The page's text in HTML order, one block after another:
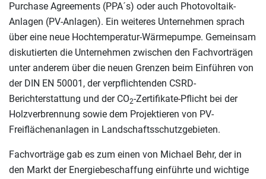
Purchase Agreements (PPA´s) oder auch Photovoltaik-
Anlagen (PV-Anlagen). Ein weiteres Unternehmen sprach
über eine neue Hochtemperatur-Wärmepumpe. Gemeinsam
diskutierten die Unternehmen zwischen den Fachvorträgen
unter anderem über die neuen Grenzen beim Einführen von
der DIN EN 50001, der verpflichtenden CSRD-
Berichterstattung und der CO2-Zertifikate-Pflicht bei der
Holzverbrennung sowie dem Projektieren von PV-
Freiflächenanlagen in Landschaftsschutzgebieten.
Fachvorträge gab es zum einen von Michael Behr, der in
den Markt der Energiebeschaffung einführte und wichtige